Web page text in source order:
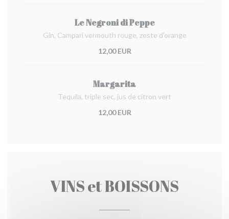
Le Negroni di Peppe
Gin, Campari vermouth rouge, zeste d’orange
12,00 EUR
Margarita
Tequila, triple sec, jus de citron vert
12,00 EUR
VINS et BOISSONS